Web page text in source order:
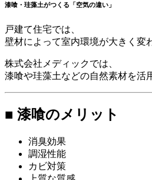
漆喰・珪藻土がつくる「空気の違い」
戸建て住宅では、
壁材によって室内環境が大きく変
株式会社メディックでは、
漆喰や珪藻土などの自然素材を活
■ 漆喰のメリット
消臭効果
調湿性能
カビ対策